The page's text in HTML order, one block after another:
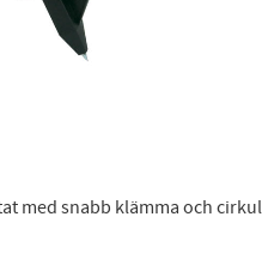
med snabb klämma och